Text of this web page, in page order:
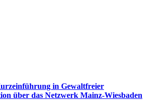
in Gewaltfreier
über das Netzwerk Mainz-Wiesbaden